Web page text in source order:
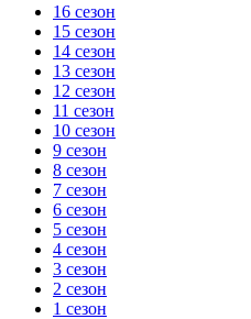
16 сезон
15 сезон
14 сезон
13 сезон
12 сезон
11 сезон
10 сезон
9 сезон
8 сезон
7 сезон
6 сезон
5 сезон
4 сезон
3 сезон
2 сезон
1 сезон